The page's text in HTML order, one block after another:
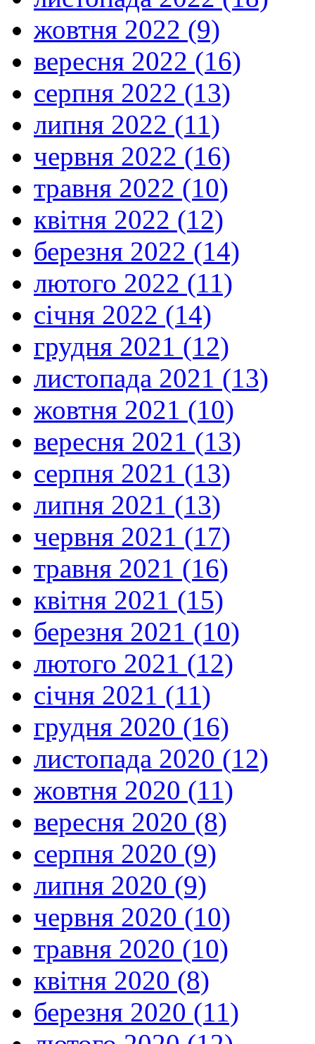
жовтня 2022 (9)
вересня 2022 (16)
серпня 2022 (13)
липня 2022 (11)
червня 2022 (16)
травня 2022 (10)
квітня 2022 (12)
березня 2022 (14)
лютого 2022 (11)
січня 2022 (14)
грудня 2021 (12)
листопада 2021 (13)
жовтня 2021 (10)
вересня 2021 (13)
серпня 2021 (13)
липня 2021 (13)
червня 2021 (17)
травня 2021 (16)
квітня 2021 (15)
березня 2021 (10)
лютого 2021 (12)
січня 2021 (11)
грудня 2020 (16)
листопада 2020 (12)
жовтня 2020 (11)
вересня 2020 (8)
серпня 2020 (9)
липня 2020 (9)
червня 2020 (10)
травня 2020 (10)
квітня 2020 (8)
березня 2020 (11)